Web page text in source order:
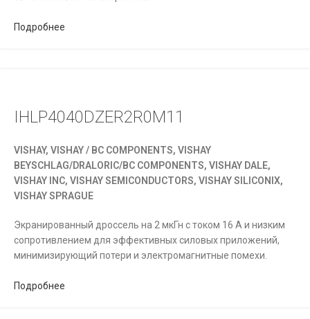
Подробнее
IHLP4040DZER2R0M11
VISHAY, VISHAY / BC COMPONENTS, VISHAY
BEYSCHLAG/DRALORIC/BC COMPONENTS, VISHAY DALE,
VISHAY INC, VISHAY SEMICONDUCTORS, VISHAY SILICONIX,
VISHAY SPRAGUE
Экранированный дроссель на 2 мкГн с током 16 А и низким
сопротивлением для эффективных силовых приложений,
минимизирующий потери и электромагнитные помехи.
Подробнее